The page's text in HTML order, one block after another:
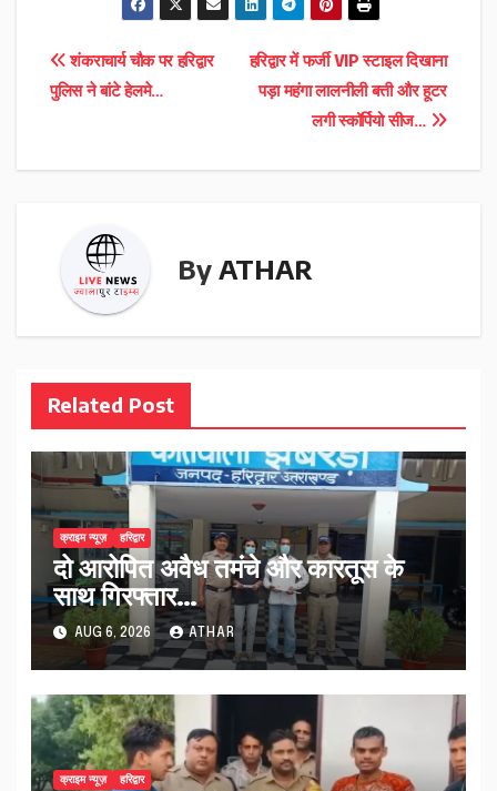
Post
navigation
हरिद्वार में फर्जी VIP स्टाइल दिखाना
पड़ा महंगा लालनीली बत्ती और हूटर
लगी स्कॉर्पियो सीज…
शंकराचार्य चौक पर हरिद्वार
पुलिस ने बांटे हेलमे…
By ATHAR
Related Post
क्राइम न्यूज़ हरिद्वार
दो आरोपित अवैध तमंचे और कारतूस के
साथ गिरफ्तार…
AUG 6, 2026 ATHAR
क्राइम न्यूज़ हरिद्वार